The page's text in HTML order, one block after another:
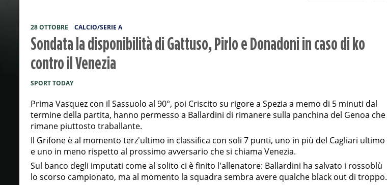
28 OTTOBRE CALCIO/SERIE A
Sondata la disponibilità di Gattuso, Pirlo e Donadoni in caso di ko
contro il Venezia
SPORT TODAY
Prima Vasquez con il Sassuolo al 90°, poi Criscito su rigore a Spezia a memo di 5 minuti dal
termine della partita, hanno permesso a Ballardini di rimanere sulla panchina del Genoa che
rimane piuttosto traballante.
Il Grifone è al momento terz'ultimo in classifica con soli 7 punti, uno in più del Cagliari ultimo
e uno in meno rispetto al prossimo avversario che si chiama Venezia.
Sul banco degli imputati come al solito ci è finito l'allenatore: Ballardini ha salvato i rossoblù
lo scorso campionato, ma al momento la squadra sembra avere qualche black out di troppo.